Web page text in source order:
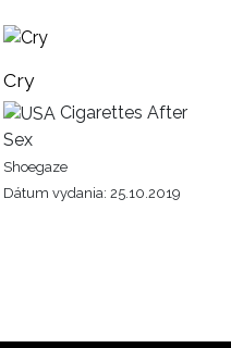
Cry
Cigarettes After
Sex
Shoegaze
Dátum vydania: 25.10.2019